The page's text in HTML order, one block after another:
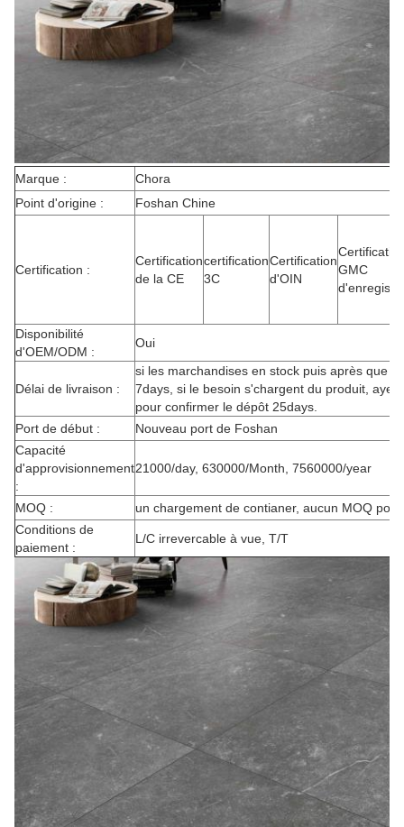
Marque :
Chora
Point d'origine :
Foshan Chine
Certification :
Certification
de la CE
certification
3C
Certification
d'OIN
GMC
Disponibilité
d'OEM/ODM :
Oui
Délai de livraison :
si les marchandises en stock puis après que
7days, si le besoin s'chargent du produit,
pour confirmer le dépôt 25days.
Port de début :
Nouveau port de Foshan
Capacité
d'approvisionnement
:
21000/day, 630000/Month, 7560000/year
MOQ :
un chargement de contianer, aucun MOQ
Conditions de
paiement :
L/C irrevercable à vue, T/T